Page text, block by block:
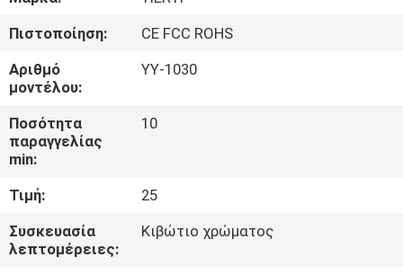
ΓΎΡΟΣ
ΕΡΓΟΣΤΑΣΊΩΝ
ΠΟΙΟΤΙΚΌΣ
ΈΛΕΓΧΟΣ
ΕΠΑΦΉ
Πιστοποίηση:
CE FCC ROHS
Αριθμό
μοντέλου:
YY-1030
Ποσότητα
παραγγελίας
min:
10
Τιμή:
25
Συσκευασία
λεπτομέρειες:
Κιβώτιο χρώματος